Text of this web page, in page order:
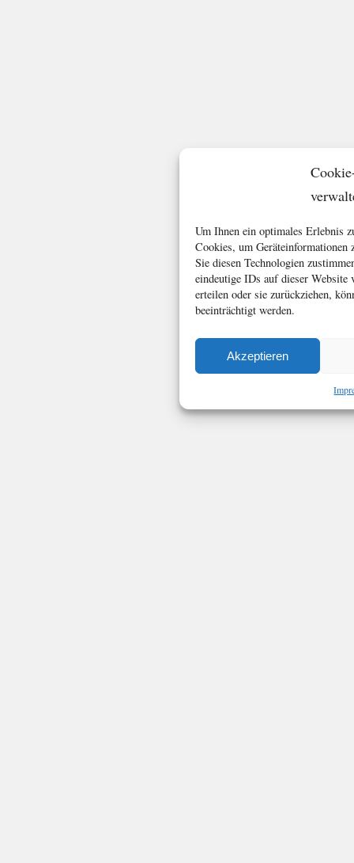
Um Ihnen ein optimales Erlebnis
Cookies, um Geräteinformationen
Sie diesen Technologien
eindeutige IDs auf dieser
erteilen oder sie zurückziehen,
beeinträchtigt werden.
Akzeptieren